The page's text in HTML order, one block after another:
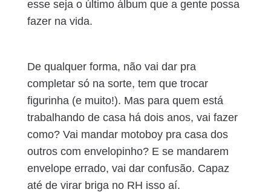
esse seja o último álbum que a gente possa
fazer na vida.
De qualquer forma, não vai dar pra
completar só na sorte, tem que trocar
figurinha (e muito!). Mas para quem está
trabalhando de casa há dois anos, vai fazer
como? Vai mandar motoboy pra casa dos
outros com envelopinho? E se mandarem
envelope errado, vai dar confusão. Capaz
até de virar briga no RH isso aí.